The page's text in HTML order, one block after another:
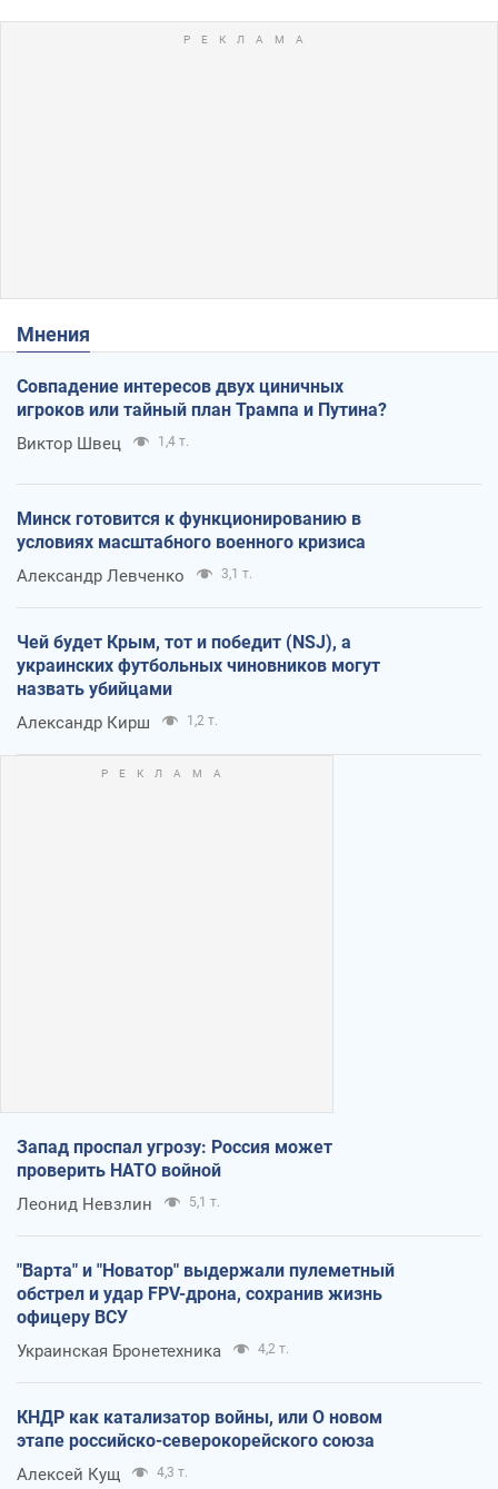
Мнения
Совпадение интересов двух циничных
игроков или тайный план Трампа и Путина?
Виктор Швец 1,4 т.
Минск готовится к функционированию в
условиях масштабного военного кризиса
Александр Левченко 3,1 т.
Чей будет Крым, тот и победит (NSJ), а
украинских футбольных чиновников могут
назвать убийцами
Александр Кирш 1,2 т.
Запад проспал угрозу: Россия может
проверить НАТО войной
Леонид Невзлин 5,1 т.
"Варта" и "Новатор" выдержали пулеметный
обстрел и удар FPV-дрона, сохранив жизнь
офицеру ВСУ
Украинская Бронетехника 4,2 т.
КНДР как катализатор войны, или О новом
этапе российско-северокорейского союза
Алексей Кущ 4,3 т.